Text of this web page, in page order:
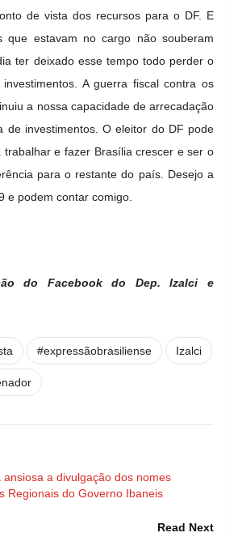
de vista dos recursos para o DF. E
que estavam no cargo não souberam
ter deixado esse tempo todo perder o
A guerra fiscal contra os
a nossa capacidade de arrecadação
de investimentos. O eleitor do DF pode
trabalhar e fazer Brasília crescer e ser o
para o restante do país. Desejo a
e podem contar comigo.
do Facebook do Dep. Izalci e
#expressãobrasiliense Izalci
ansiosa a divulgação dos nomes
Regionais do Governo Ibaneis
Read Next